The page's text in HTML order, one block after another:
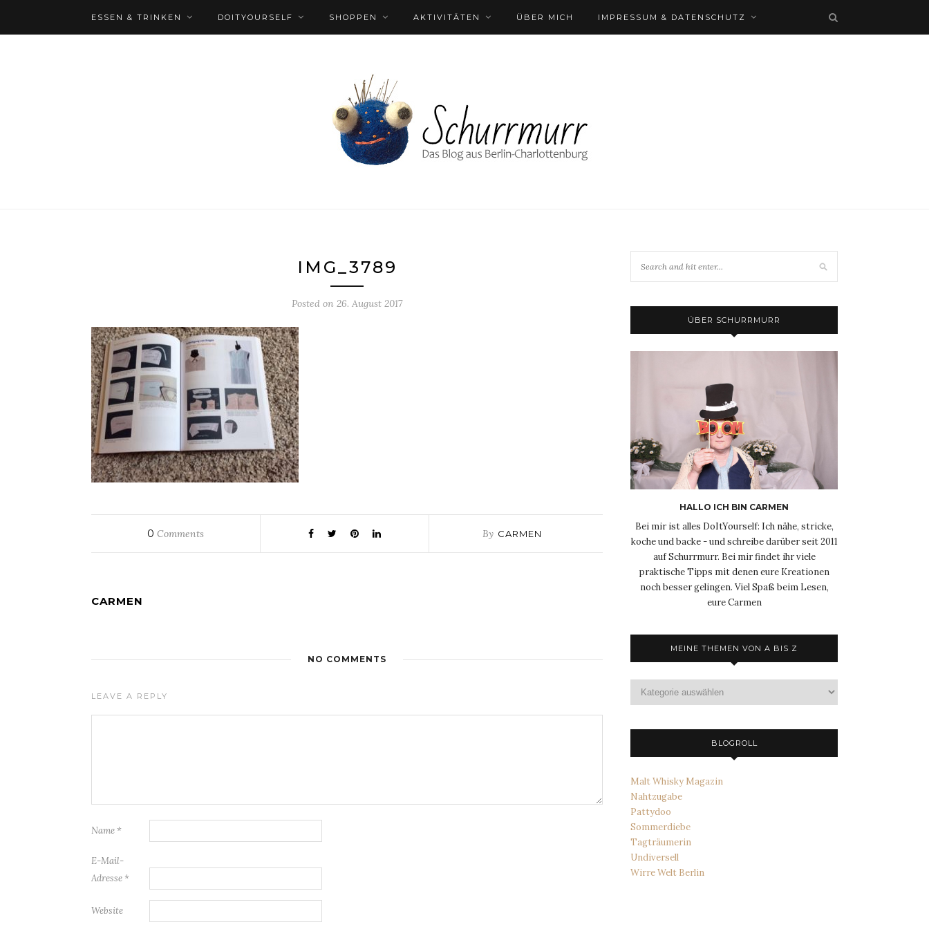
ESSEN & TRINKEN DOITYOURSELF SHOPPEN AKTIVITÄTEN ÜBER MICH IMPRESSUM & DATENSCHUTZ
IMG_3789
Posted on 26. August 2017
0 Comments By CARMEN
CARMEN
NO COMMENTS
LEAVE A REPLY
Name *
E-Mail-
Adresse *
Website
ÜBER SCHURRMURR
HALLO ICH BIN CARMEN
Bei mir ist alles DoItYourself: Ich nähe, stricke,
koche und backe - und schreibe darüber seit 2011
auf Schurrmurr. Bei mir findet ihr viele
praktische Tipps mit denen eure Kreationen
noch besser gelingen. Viel Spaß beim Lesen,
eure Carmen
MEINE THEMEN VON A BIS Z
Themen
BLOGROLL
Malt Whisky Magazin
Nahtzugabe
Pattydoo
Sommerdiebe
Tagträumerin
Undiversell
Wirre Welt Berlin